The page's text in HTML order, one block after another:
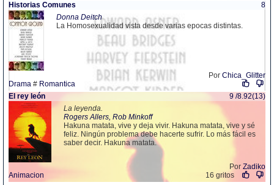
Historias Comunes
8
Donna Deitch
La Homosexualidad vista desde varias epocas distintas.
Por Chica_Glitter
Drama # Romantica
El rey león
9 /8.92(13)
La leyenda.
Rogers Allers, Rob Minkoff
Hakuna matata, vive y deja vivir. Hakuna matata, vive y sé
feliz. Ningún problema debe hacerte sufrir. Lo más fácil es
saber decir. Hakuna matata.
Por Zadiko
Animacion
16 gritos